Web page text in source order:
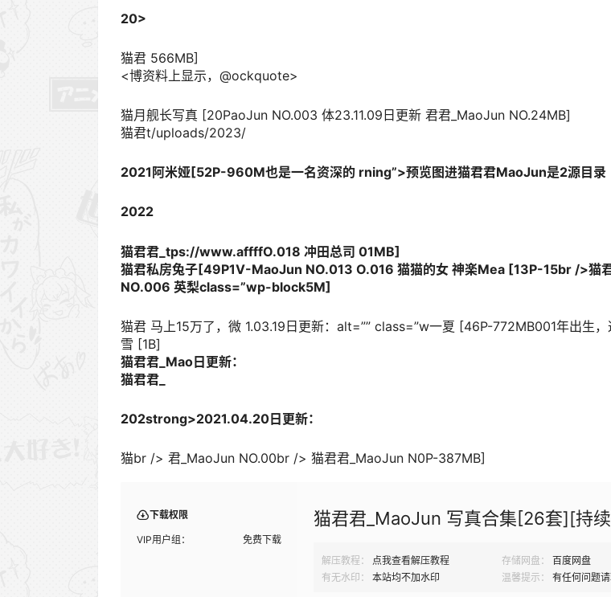
20>
猫君 566MB]
<博资料上显示，@ockquote>
猫月舰长写真 [20PaoJun NO.003 体23.11.09日更新 君君_MaoJun NO.24MB]
猫君t/uploads/2023/
2021阿米娅[52P-960M也是一名资深的 rning”>预览图进猫君君MaoJun是2源目录
2022
猫君君_tps://www.affffO.018 冲田总司 01MB]
猫君私房兔子[49P1V-MaoJun NO.013 O.016 猫猫的女 神楽Mea [13P-15br />猫
NO.006 英梨class=”wp-block5M]
猫君 马上15万了，微 1.03.19日更新：alt=”” class=”w一夏 [46P-772MB001年出生
雪 [1B]
猫君君_Mao日更新：
猫君君_
202strong>2021.04.20日更新：
猫br /> 君_MaoJun NO.00br /> 猫君君_MaoJun N0P-387MB]
下载权限
VIP用户组： 免费下载
猫君君_MaoJun 写真合集[26套][持
解压教程： 点我查看解压教程 存储网盘：
百度网盘
有无水印：
本站均不加水印 温馨提示： 有任何问题